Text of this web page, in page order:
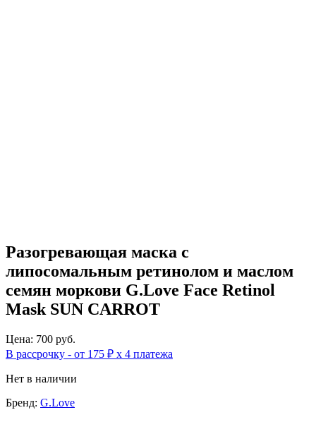
Разогревающая маска с
липосомальным ретинолом и маслом
семян моркови G.Love Face Retinol
Mask SUN CARROT
Цена: 700 руб.
В рассрочку - от 175 ₽ х 4 платежа
Нет в наличии
Бренд: G.Love